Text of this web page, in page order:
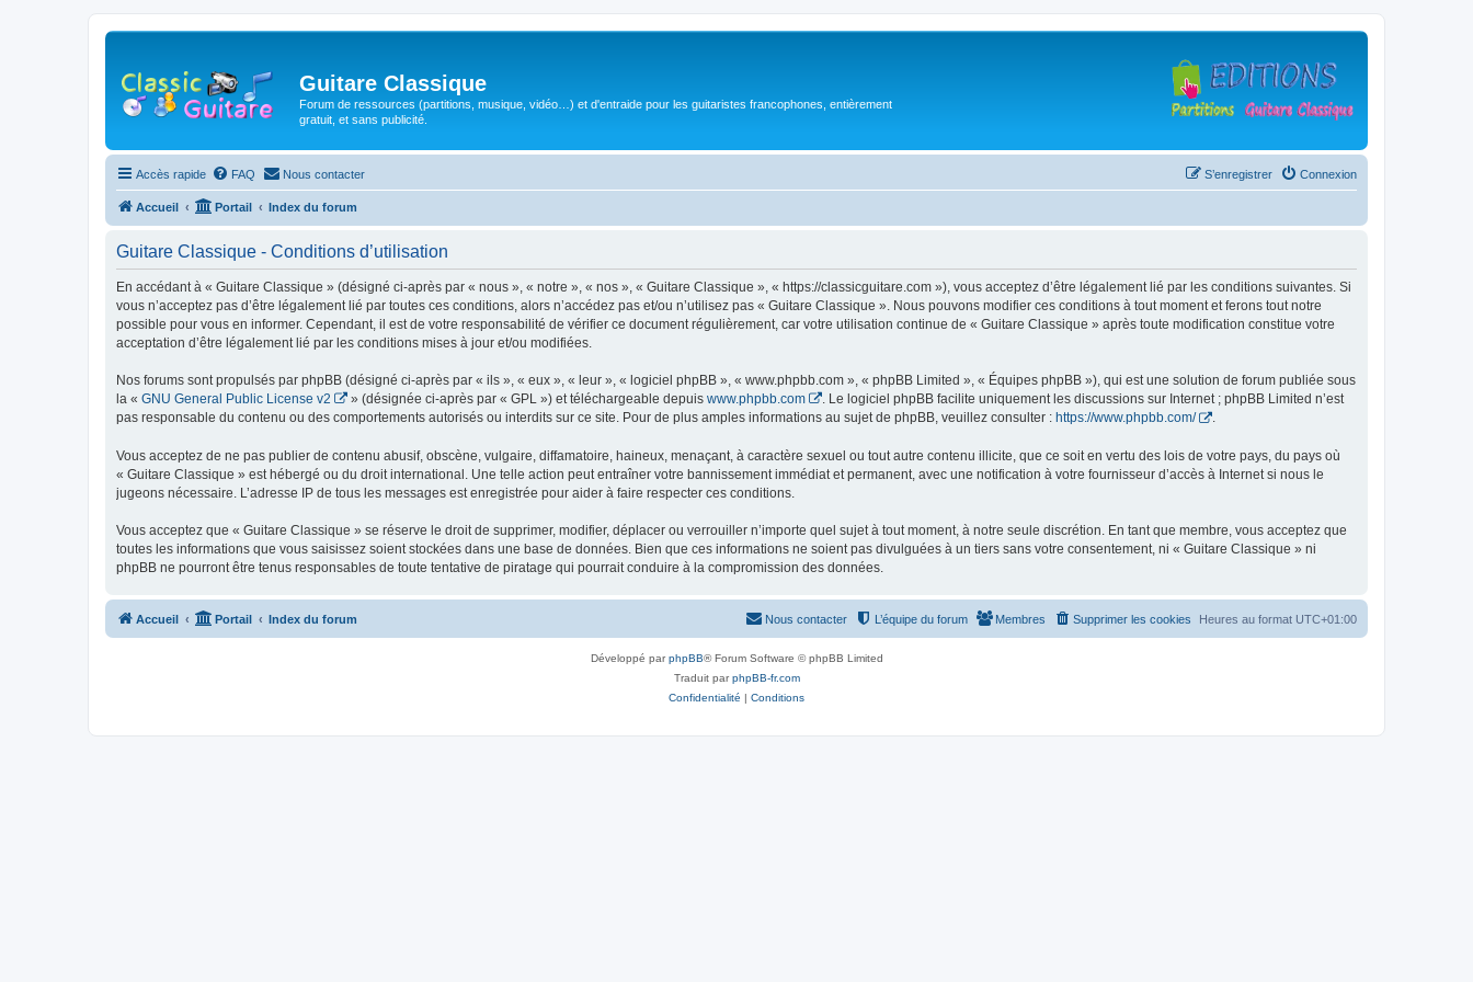
Guitare Classique
Forum de ressources (partitions, musique, vidéo…) et d'entraide pour les guitaristes francophones, entièrement
gratuit, et sans publicité.
Accès rapide FAQ Nous contacter Connexion
S’enregistrer
Accueil Portail Index du forum
Guitare Classique - Conditions d’utilisation
En accédant à « Guitare Classique » (désigné ci-après par « nous », « notre », « nos », « Guitare Classique », « https://classicguitare.com »), vous acceptez d’être légalement lié par les conditions suivantes. Si
vous n’acceptez pas d’être légalement lié par toutes ces conditions, alors n’accédez pas et/ou n’utilisez pas « Guitare Classique ». Nous pouvons modifier ces conditions à tout moment et ferons tout notre
possible pour vous en informer. Cependant, il est de votre responsabilité de vérifier ce document régulièrement, car votre utilisation continue de « Guitare Classique » après toute modification constitue votre
acceptation d’être légalement lié par les conditions mises à jour et/ou modifiées.
Nos forums sont propulsés par phpBB (désigné ci-après par « ils », « eux », « leur », « logiciel phpBB », « www.phpbb.com », « phpBB Limited », « Équipes phpBB »), qui est une solution de forum publiée sous
la « GNU General Public License v2 » (désignée ci-après par « GPL ») et téléchargeable depuis www.phpbb.com
. Le logiciel phpBB facilite uniquement les discussions sur Internet ; phpBB Limited n’est
pas responsable du contenu ou des comportements autorisés ou interdits sur ce site. Pour de plus amples informations au sujet de phpBB, veuillez consulter : https://www.phpbb.com/ .
Vous acceptez de ne pas publier de contenu abusif, obscène, vulgaire, diffamatoire, haineux, menaçant, à caractère sexuel ou tout autre contenu illicite, que ce soit en vertu des lois de votre pays, du pays où
« Guitare Classique » est hébergé ou du droit international. Une telle action peut entraîner votre bannissement immédiat et permanent, avec une notification à votre fournisseur d’accès à Internet si nous le
jugeons nécessaire. L’adresse IP de tous les messages est enregistrée pour aider à faire respecter ces conditions.
Vous acceptez que « Guitare Classique » se réserve le droit de supprimer, modifier, déplacer ou verrouiller n’importe quel sujet à tout moment, à notre seule discrétion. En tant que membre, vous acceptez que
toutes les informations que vous saisissez soient stockées dans une base de données. Bien que ces informations ne soient pas divulguées à un tiers sans votre consentement, ni « Guitare Classique » ni
phpBB ne pourront être tenus responsables de toute tentative de piratage qui pourrait conduire à la compromission des données.
Accueil Portail Index du forum Heures au format UTC+01:00
Supprimer les cookies
Membres
L’équipe du forum
Nous contacter
Développé parphpBB® Forum Software © phpBB Limited
Traduit parphpBB-fr.com
Confidentialité | Conditions